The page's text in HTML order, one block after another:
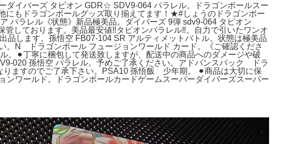
ダイバーズ タピオン GDR☆ SDV9-064 パラレル。ドラゴンボールスー
もドラゴンボールグッズ取り揃えてます！★#しょうのドラゴンボー
パラレル《状態》新品極美品。ダイバーズ 9弾 sdv9-064 タピオン
しております。美品最安値‼️タピオンパラレル‼️。自力で引いたワンオ
品します。孫悟空 FB07-104 SR アルティメットバトル。状態は極美品
。N ドラゴンボール フュージョンワールド カード。《ご確認くださ
⚫︎丁寧に梱包して発送致しますが、配送中の商品へのダメージや破
020 孫悟空 パラレル。予めご了承ください。アドバンスパック ドラ
ますのでご了承下さい。PSA10 孫悟飯 少年期。 ⚫︎商品は大切に保
ワールド。ドラゴンボールカードゲームスーパーダイバーズスーパー